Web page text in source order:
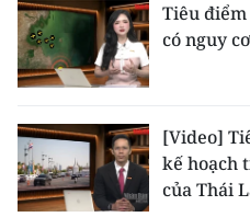
Đông Nam Bộ
Đồng bằng sông Cửu Long
Chuyên trang Hà Nội
Chuyên trang TP. Hồ Chí
Tiêu
có nguy
[Video]
kế hoạch
của Thái